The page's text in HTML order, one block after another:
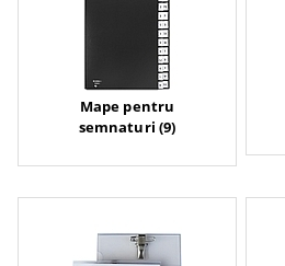
Mape pentru
semnaturi (9)